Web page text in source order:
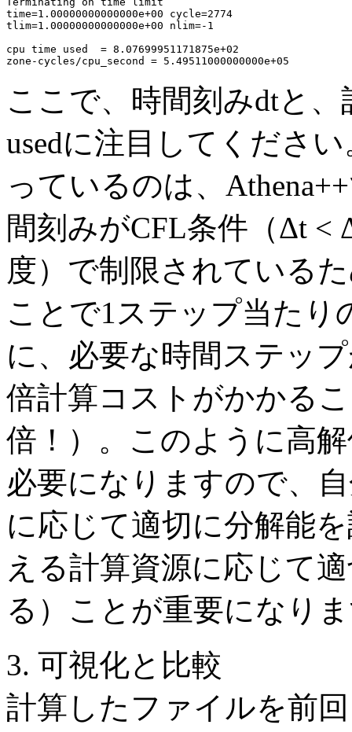
time=1.00000000000000e+00 cycle=2774
tlim=1.00000000000000e+00 nlim=-1
cpu time used  = 8.07699951171875e+02
ここで、時間刻みdtと
usedに注目してくださ
っているのは、
間刻みがCFL条件（Δt <
度）で制限されている
ことで1ステップ当たり
に、必要な時間ステッ
倍計算コストがかかる
倍！）。このように高
必要になりますので、
に応じて適切に分解能
える計算資源に応じて
る）ことが重要になり
3. 可視化と比較
計算したファイルを前